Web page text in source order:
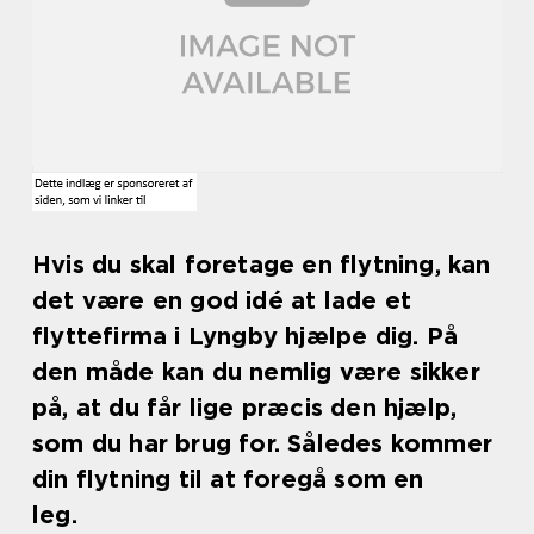
Hvis du skal foretage en flytning, kan
det være en god idé at lade et
flyttefirma i Lyngby hjælpe dig. På
den måde kan du nemlig være sikker
på, at du får lige præcis den hjælp,
som du har brug for. Således kommer
din flytning til at foregå som en
leg.